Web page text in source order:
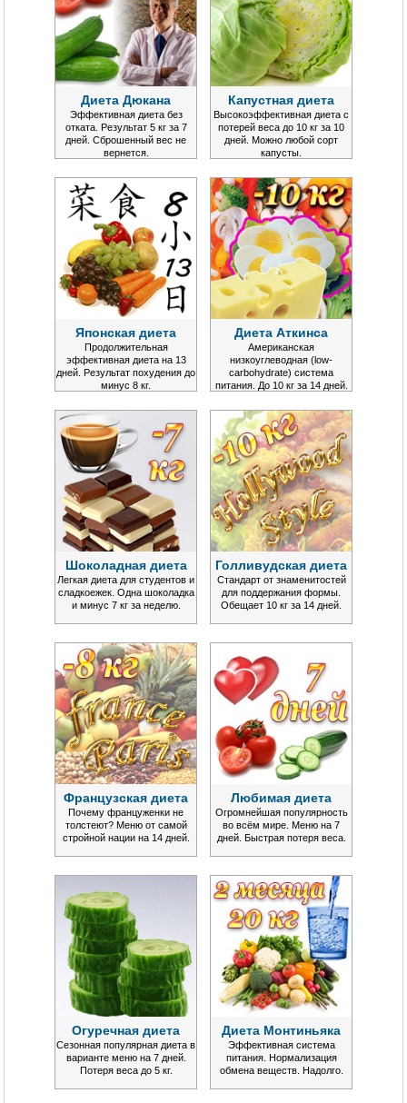
Диета Дюкана
Эффективная диета без
отката. Результат 5 кг за 7
дней. Сброшенный вес не
вернется.
Капустная диета
Высокоэффективная диета с
потерей веса до 10 кг за 10
дней. Можно любой сорт
капусты.
Японская диета
Продолжительная
эффективная диета на 13
дней. Результат похудения до
минус 8 кг.
Диета Аткинса
Американская
низкоуглеводная (low-
carbohydrate) система
питания. До 10 кг за 14 дней.
Шоколадная диета
Легкая диета для студентов и
сладкоежек. Одна шоколадка
и минус 7 кг за неделю.
Голливудская диета
Стандарт от знаменитостей
для поддержания формы.
Обещает 10 кг за 14 дней.
Французская диета
Почему француженки не
толстеют? Меню от самой
стройной нации на 14 дней.
Любимая диета
Огромнейшая популярность
во всём мире. Меню на 7
дней. Быстрая потеря веса.
Огуречная диета
Сезонная популярная диета в
варианте меню на 7 дней.
Потеря веса до 5 кг.
Диета Монтиньяка
Эффективная система
питания. Нормализация
обмена веществ. Надолго.